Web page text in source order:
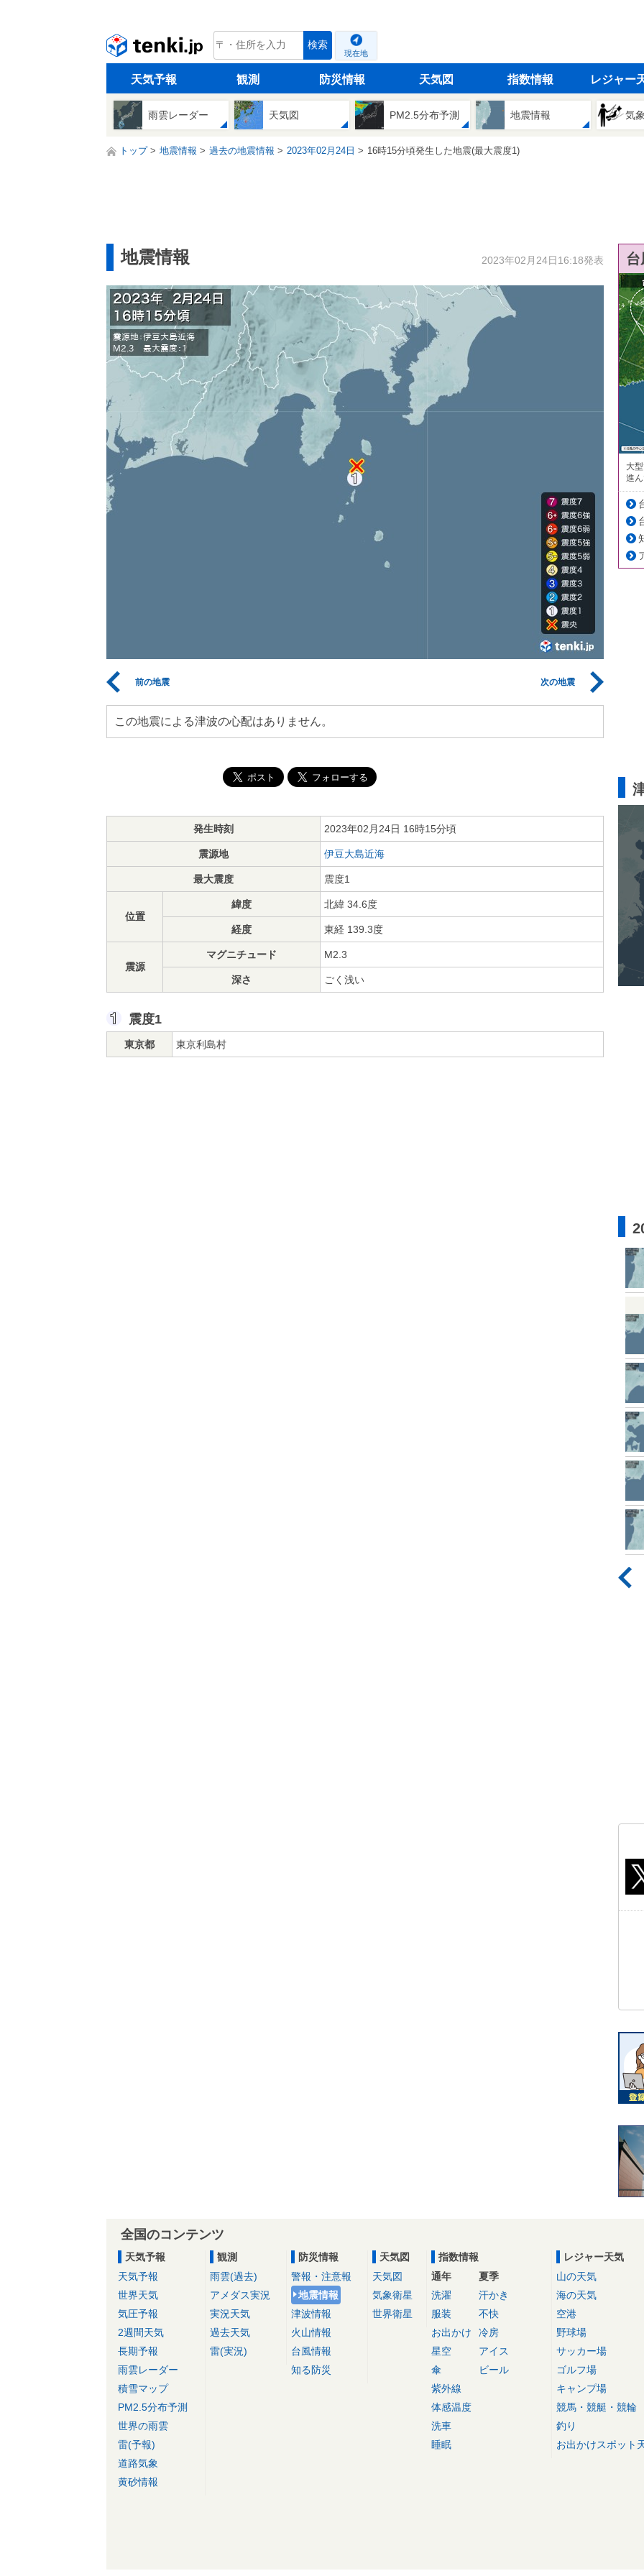
tenki.jp 検索
現在地
天気予報 観測 防災情報 天気図 指数情報 レジャー
雨雲レーダー 天気図 PM2.5分布予測 地震情報 気
トップ 地震情報 過去の地震情報 2023年02月24日 16時15分頃発生した地震(最大震度1)
地震情報 2023年02月24日16:18発表
前の地震 次の地震
この地震による津波の心配はありません。
発生時刻 2023年02月24日 16時15分頃
震源地 伊豆大島近海
最大震度 震度1
位置
緯度 北緯 34.6度
経度 東経 139.3度
震源
マグニチュード M2.3
深さ ごく浅い
震度1
東京都 東京利島村
大
進
全国のコンテンツ
天気予報
天気予報
世界天気
気圧予報
2週間天気
長期予報
雨雲レーダー
積雪マップ
PM2.5分布予測
世界の雨雲
雷(予報)
道路気象
黄砂情報
観測
雨雲(過去)
アメダス実況
実況天気
過去天気
雷(実況)
防災情報
警報・注意報
地震情報
津波情報
火山情報
台風情報
知る防災
天気図
天気図
気象衛星
世界衛星
指数情報
通年
洗濯
服装
お出かけ
星空
傘
紫外線
体感温度
洗車
睡眠
夏季
汗かき
不快
冷房
アイス
ビール
レジャー天気
山の天気
海の天気
空港
野球場
サッカー場
ゴルフ場
キャンプ場
競馬・競艇・競輪
釣り
お出かけスポット